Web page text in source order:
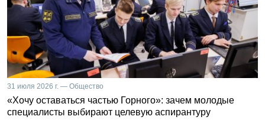
31 июля 2026 г. — Общество
«Хочу оставаться частью Горного»: зачем молодые
специалисты выбирают целевую аспирантуру